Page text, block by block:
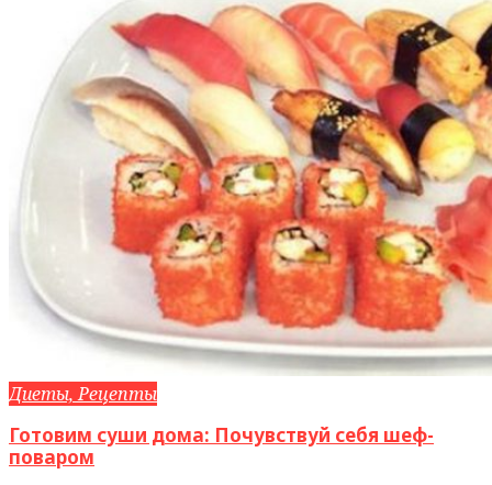
Диеты, Рецепты
Готовим суши дома: Почувствуй себя шеф-
поваром